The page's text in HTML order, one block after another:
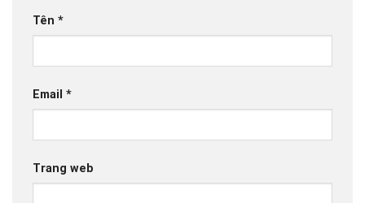
Tên *
Email *
Trang web